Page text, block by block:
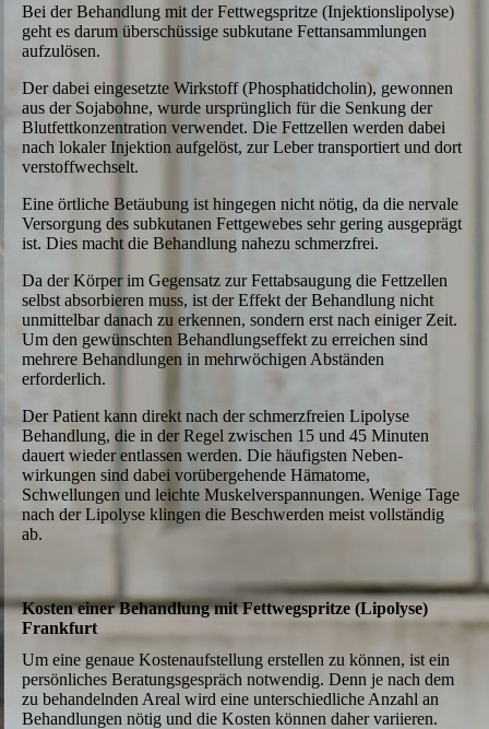
Bei der Behandlung mit der Fettwegspritze (Injektionslipolyse)
geht es darum überschüssige subkutane Fettansammlungen
aufzulösen.
Der dabei eingesetzte Wirkstoff (Phosphatidcholin), gewonnen
aus der Sojabohne, wurde ursprünglich für die Senkung der
Blutfettkonzentration verwendet. Die Fett­zellen werden dabei
nach lokaler Injektion aufgelöst, zur Leber transportiert und dort
verstoffwechselt.
Eine örtliche Betäubung ist hingegen nicht nötig, da die nervale
Versorgung des subkutanen Fettgewebes sehr gering ausgeprägt
ist. Dies macht die Behandlung nahezu schmerzfrei.
Da der Körper im Gegensatz zur Fettabsaugung die Fettzellen
selbst absorbieren muss, ist der Effekt der Behandlung nicht
unmittelbar danach zu erkennen, sondern erst nach einiger Zeit.
Um den gewünschten Behandlungseffekt zu erreichen sind
mehrere Behandlungen in mehrwöchigen Abständen
erforderlich.
Der Patient kann direkt nach der schmerzfreien Lipolyse
Behandlung, die in der Regel zwischen 15 und 45 Minuten
dauert wieder entlassen werden. Die häufigsten Neben­
wirkungen sind dabei vorübergehende Hämatome,
Schwellungen und leichte Muskel­verspannungen. Wenige Tage
nach der Lipolyse klingen die Beschwerden meist voll­ständig
ab.
Kosten einer Behandlung mit Fettweg­spritze (Lipolyse)
Frankfurt
Um eine genaue Kostenaufstellung erstellen zu können, ist ein
persönliches Beratungsgespräch notwendig. Denn je nach dem
zu behandelnden Areal wird eine unterschiedliche Anzahl an
Behandlungen nötig und die Kosten können daher variieren.